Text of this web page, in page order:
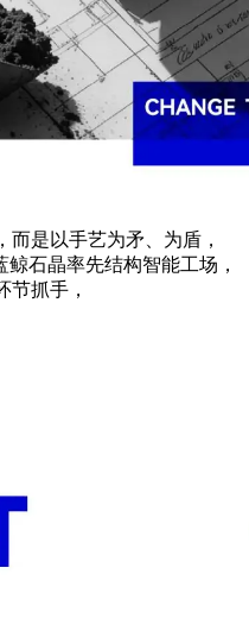
而是以手艺为矛、为盾，
石晶率先结构智能工场，
节抓手，